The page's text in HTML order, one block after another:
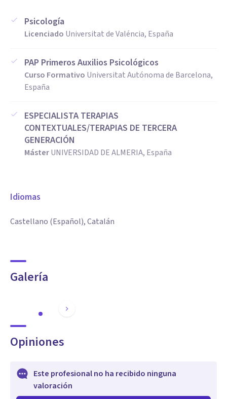
Psicología
Licenciado Universitat de Valéncia, España
PAP Primeros Auxilios Psicológicos
Curso Formativo Universitat Autónoma de Barcelona,
España
ESPECIALISTA TERAPIAS
CONTEXTUALES/TERAPIAS DE TERCERA
GENERACIÓN
MásterUNIVERSIDAD DE ALMERIA, España
Idiomas
Castellano (Español), Catalán
Galería
Opiniones
Este profesional no ha recibido ninguna
valoración